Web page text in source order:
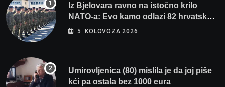
Iz Bjelovara ravno na istočno krilo
NATO-a: Evo kamo odlazi 82 hrvatska
vojnika i 6 vojnikinja
5. KOLOVOZA 2026.
Umirovljenica (80) mislila je da joj piše
kći pa ostala bez 1000 eura